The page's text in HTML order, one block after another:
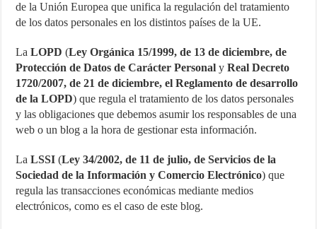
de la Unión Europea que unifica la regulación del tratamiento
de los datos personales en los distintos países de la UE.
LaLOPD (Ley Orgánica 15/1999, de 13 de diciembre, de
Protección de Datos de Carácter Personal yReal Decreto
1720/2007, de 21 de diciembre, el Reglamento de desarrollo
de la LOPD) que regula el tratamiento de los datos personales
y las obligaciones que debemos asumir los responsables de una
web o un blog a la hora de gestionar esta información.
LaLSSI (Ley 34/2002, de 11 de julio, de Servicios de la
Sociedad de la Información y Comercio Electrónico) que
regula las transacciones económicas mediante medios
electrónicos, como es el caso de este blog.